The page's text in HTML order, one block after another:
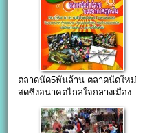
ตลาดนัด5พันล้าน ตลาดนัดใหม่
สดซิงอนาคตไกลใจกลางเมือง